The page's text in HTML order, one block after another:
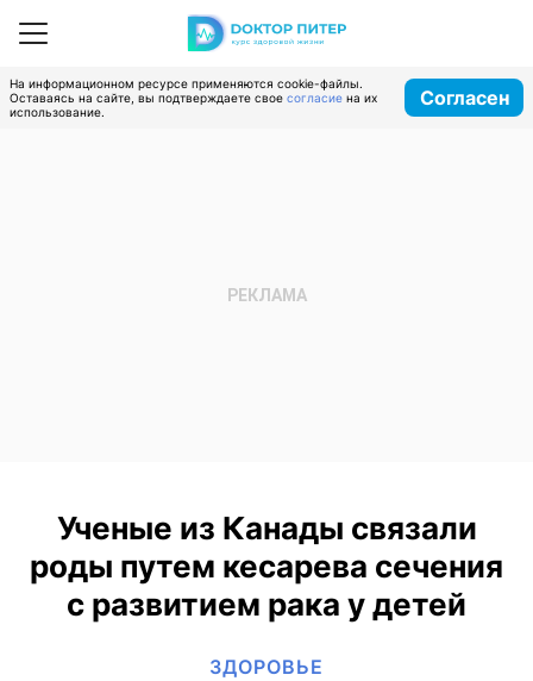
На информационном ресурсе применяются cookie-файлы.
Оставаясь на сайте, вы подтверждаете свое согласие на их
использование.
Согласен
Ученые из Канады связали
роды путем кесарева сечения
с развитием рака у детей
ЗДОРОВЬЕ